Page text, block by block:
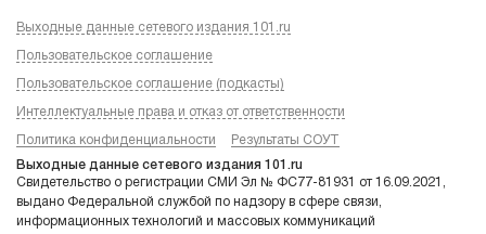
Выходные данные сетевого издания 101.ru
Пользовательское соглашение
Пользовательское соглашение (подкасты)
Интеллектуальные права и отказ от ответственности
Политика конфиденциальности Результаты СОУТ
Выходные данные сетевого издания 101.ru
Свидетельство о регистрации СМИ Эл № ФС77-81931 от 16.09.2021,
выдано Федеральной службой по надзору в сфере связи,
информационных технологий и массовых коммуникаций